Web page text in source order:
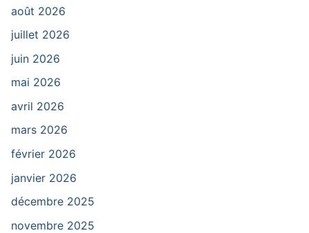
août 2026
juillet 2026
juin 2026
mai 2026
avril 2026
mars 2026
février 2026
janvier 2026
décembre 2025
novembre 2025